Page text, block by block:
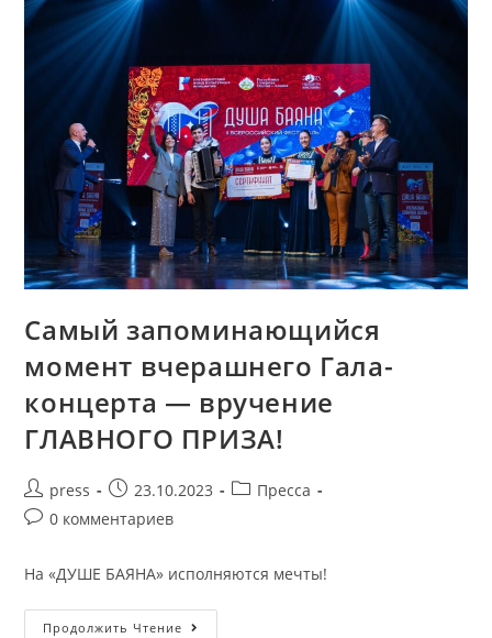
Самый запоминающийся
момент вчерашнего Гала-
концерта — вручение
ГЛАВНОГО ПРИЗА!
press 23.10.2023
Пресса
0 комментариев
На «ДУШЕ БАЯНА» исполняются мечты!
Продолжить Чтение